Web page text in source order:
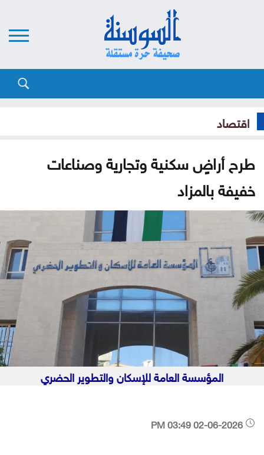
اقتصاد
طرح أراضٍ سكنية وتجارية وصناعات
خفيفة بالمزاد
المؤسسة العامة للإسكان والتطوير الحضري